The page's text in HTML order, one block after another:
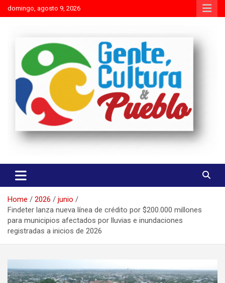
Skip
to
domingo, agosto 9, 2026
Gente Cultura y Pueblo
Home 2026
junio
Findeter lanza nueva línea de crédito por $200.000 millones
para municipios afectados por lluvias e inundaciones
registradas a inicios de 2026